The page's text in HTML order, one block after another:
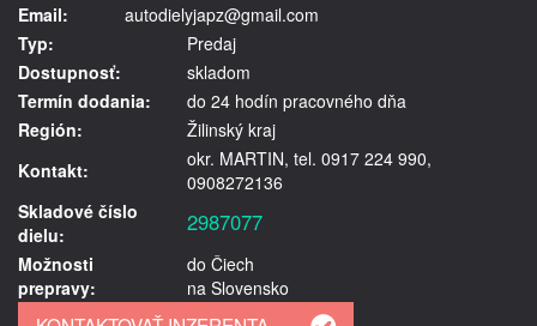
Email:
autodielyjapz@gmail.com
Typ:
Predaj
Dostupnosť:
skladom
Termín dodania:
do 24 hodín pracovného dňa
Región:
Žilinský kraj
Kontakt:
okr. MARTIN, tel. 0917 224 990,
0908272136
Skladové číslo
dielu:
2987077
Možnosti
prepravy:
do Čiech
na Slovensko